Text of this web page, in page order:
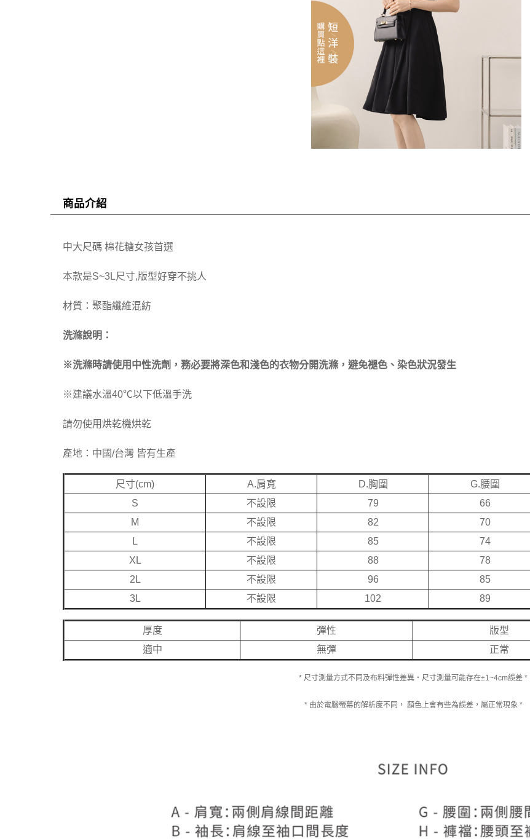
商品介紹
中大尺碼 棉花糖女孩首選
本款是S~3L尺寸,版型好穿不挑人
材質：聚酯纖維混紡
洗滌說明：
※洗滌時請使用中性洗劑，務必要將深色和淺色的衣物分開洗滌，避免褪色、染色狀況發生
※建議水溫40℃以下低溫手洗
請勿使用烘乾機烘乾
產地：中國/台灣 皆有生產
尺寸(cm) A.肩寬 D.胸圍 G.腰圍
S
不設限 79 66
M
不設限 82 70
L
不設限 85 74
XL
不設限 88 78
2L
不設限 96 85
3L
不設限 102 89
厚度 彈性 版型
適中
無彈 正常
* 尺寸測量方式不同及布料彈性差異‧尺寸測量可能存在±1~4cm誤差 *
* 由於電腦螢幕的解析度不同， 顏色上會有些為誤差，屬正常現象 *